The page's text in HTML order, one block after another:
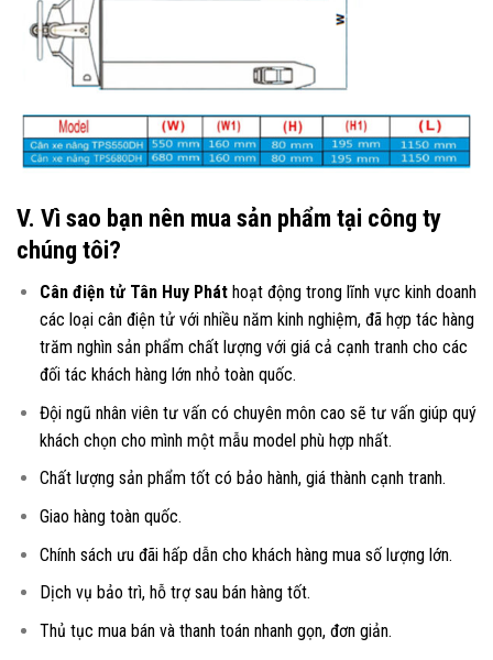
V. Vì sao bạn nên mua sản phẩm tại công ty
chúng tôi?
Cân điện tử Tân Huy Pháthoạt động trong lĩnh vực kinh doanh
các loại cân điện tửvới nhiều năm kinh nghiệm, đã hợp tác hàng
trăm nghìn sản phẩm chất lượng với giá cả cạnh tranh cho các
đối tác khách hàng lớn nhỏ toàn quốc.
Đội ngũ nhân viên tư vấn có chuyên môn cao sẽ tư vấn giúp quý
khách chọn cho mình một mẫu model phù hợp nhất.
Chất lượng sản phẩm tốt có bảo hành, giá thành cạnh tranh.
Giao hàng toàn quốc.
Chính sách ưu đãi hấp dẫn cho khách hàng mua số lượng lớn.
Dịch vụ bảo trì, hỗ trợ sau bán hàng tốt.
Thủ tục mua bán và thanh toán nhanh gọn, đơn giản.